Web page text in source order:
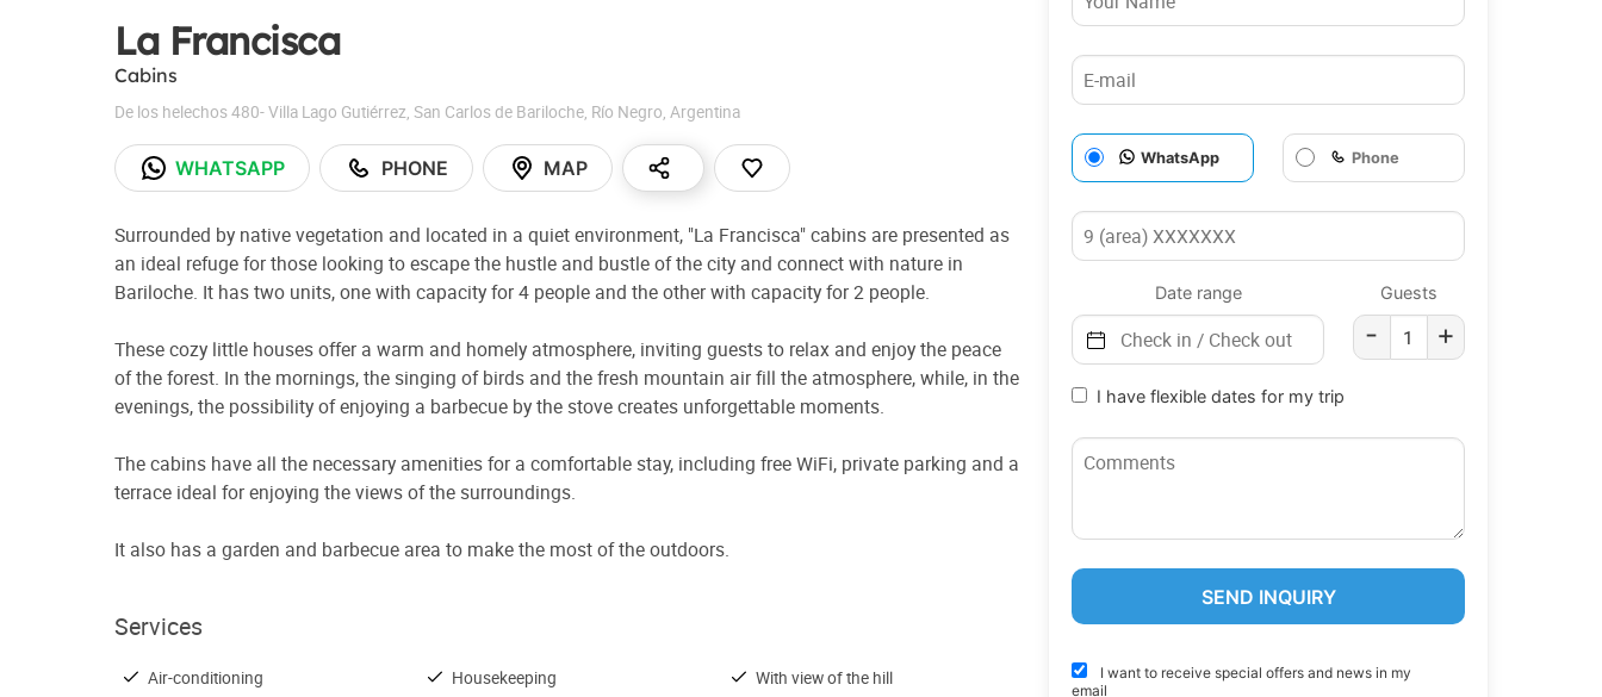
La Francisca
Cabins
De los helechos 480- Villa Lago Gutiérrez, San Carlos de Bariloche, Río Negro, Argentina
WHATSAPP PHONE MAP
Surrounded by native vegetation and located in a quiet environment, "La Francisca" cabins are presented as
an ideal refuge for those looking to escape the hustle and bustle of the city and connect with nature in
Bariloche. It has two units, one with capacity for 4 people and the other with capacity for 2 people.
These cozy little houses offer a warm and homely atmosphere, inviting guests to relax and enjoy the peace
of the forest. In the mornings, the singing of birds and the fresh mountain air fill the atmosphere, while, in the
evenings, the possibility of enjoying a barbecue by the stove creates unforgettable moments.
The cabins have all the necessary amenities for a comfortable stay, including free WiFi, private parking and a
terrace ideal for enjoying the views of the surroundings.
It also has a garden and barbecue area to make the most of the outdoors.
Services
Air-conditioning
Housekeeping
With view of the hill
WhatsApp Phone
Date range Guests
- +
I have flexible dates for my trip
I want to receive special offers and news in my
email